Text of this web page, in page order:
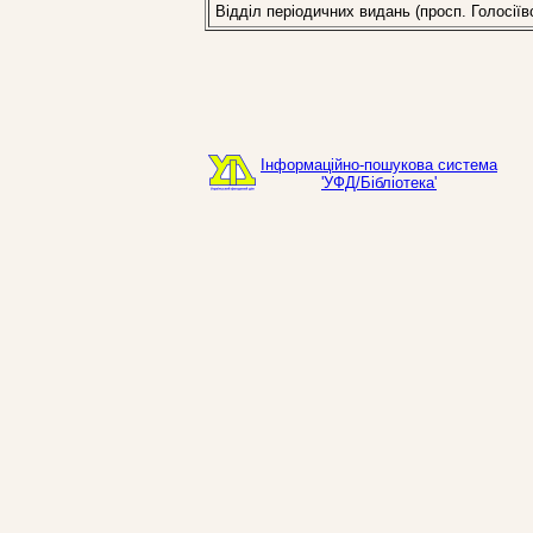
Відділ періодичних видань (просп.
Інформаційно-пошукова система
'УФД/Бібліотека'